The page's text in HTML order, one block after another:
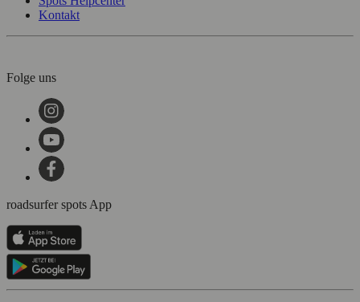
Kontakt
Folge uns
roadsurfer spots App